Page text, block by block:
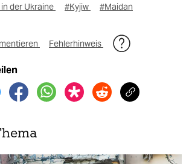
der Ukraine #Kyjiw #Maidan
Fehlerhinweis